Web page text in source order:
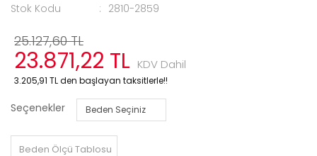
Stok Kodu
2810-2859
25.127,60 TL
23.871,22 TL KDV Dahil
3.205,91 TL den başlayan taksitlerle!!
Seçenekler
Beden Ölçü Tablosu